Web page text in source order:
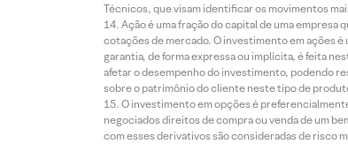
Técnicos, que visam identificar os movimentos
Ação é uma fração do capital de uma empresa
cotações de mercado. O investimento em ações
garantia, de forma expressa ou implícita, é feita
afetar o desempenho do investimento, podendo
sobre o patrimônio do cliente neste tipo de
O investimento em opções é
negociados direitos de compra ou venda de um
com esses derivativos são consideradas de risco